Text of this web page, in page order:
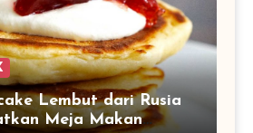
Lembut dari Rusia
Meja Makan